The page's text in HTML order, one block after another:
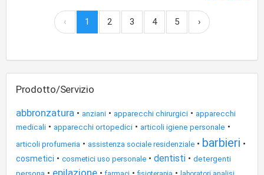
‹ 1 2 3 4 5 ›
Prodotto/Servizio
abbronzatura • anziani • apparecchi chirurgici • apparecchi
medicali • apparecchi ortopedici • articoli igiene personale •
articoli profumeria • assistenza sociale residenziale • barbieri •
cosmetici • cosmetici uso personale • dentisti • detergenti